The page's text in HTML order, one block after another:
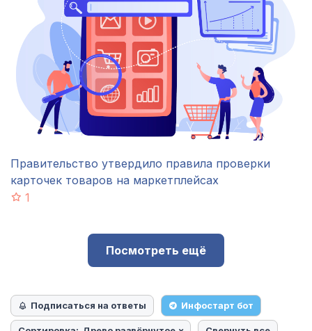
Правительство утвердило правила проверки
карточек товаров на маркетплейсах
1
Посмотреть ещё
Подписаться на ответы Инфостарт бот